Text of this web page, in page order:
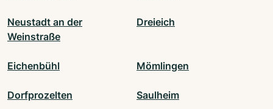
Neustadt an der
Weinstraße
Dreieich
Eichenbühl Mömlingen
Dorfprozelten Saulheim